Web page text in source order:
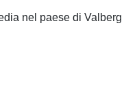
nel paese di Valberg